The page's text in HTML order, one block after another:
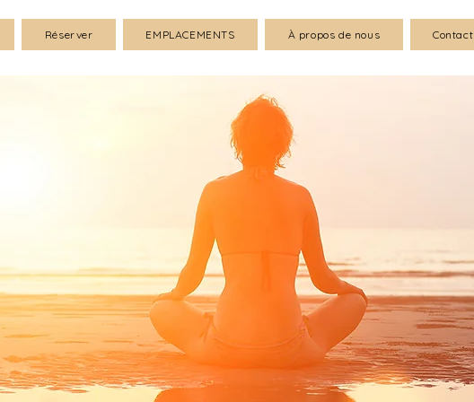
Réserver EMPLACEMENTS À propos de nous Contact